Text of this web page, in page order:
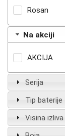
Rosan
Na akciji
AKCIJA
Serija
Tip baterije
Visina izliva